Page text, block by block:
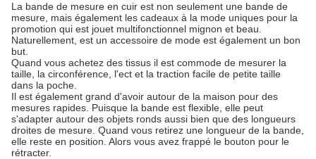
La bande de mesure en cuir est non seulement une bande de
mesure, mais également les cadeaux à la mode uniques pour la
promotion qui est jouet multifonctionnel mignon et beau.
Naturellement, est un accessoire de mode est également un bon
but.
Quand vous achetez des tissus il est commode de mesurer la
taille, la circonférence, l'ect et la traction facile de petite taille
dans la poche.
Il est également grand d'avoir autour de la maison pour des
mesures rapides. Puisque la bande est flexible, elle peut
s'adapter autour des objets ronds aussi bien que des longueurs
droites de mesure. Quand vous retirez une longueur de la bande,
elle reste en position. Alors vous avez frappé le bouton pour le
rétracter.